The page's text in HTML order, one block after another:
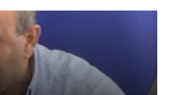
ZEMRËN DHE SHPIRTIN